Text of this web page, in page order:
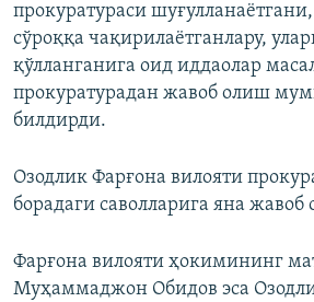
прокуратураси
сўроққа чақирилаётганлару,
қўлланганига оид иддаолар
прокуратурадан жавоб олиш
билдирди.
Озодлик Фарғона вилояти
борадаги саволларига яна жавоб
Фарғона вилояти ҳокимининг
Муҳаммаджон Обидов эса